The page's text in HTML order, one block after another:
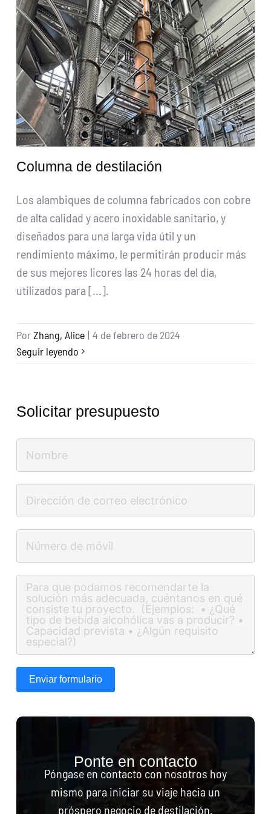
Solicitar presupuesto
Buscar:
Español
Columna de destilación
Los alambiques de columna fabricados con cobre
de alta calidad y acero inoxidable sanitario, y
diseñados para una larga vida útil y un
rendimiento máximo, le permitirán producir más
de sus mejores licores las 24 horas del día,
utilizados para [...].
PorZhang, Alice | 4 de febrero de 2024
Seguir leyendo
Solicitar presupuesto
Enviar formulario
Ponte en contacto
Póngase en contacto con nosotros hoy
mismo para iniciar su viaje hacia un
próspero negocio de destilación.